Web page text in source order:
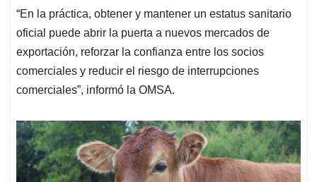
“En la práctica, obtener y mantener un estatus sanitario
oficial puede abrir la puerta a nuevos mercados de
exportación, reforzar la confianza entre los socios
comerciales y reducir el riesgo de interrupciones
comerciales”, informó la OMSA.